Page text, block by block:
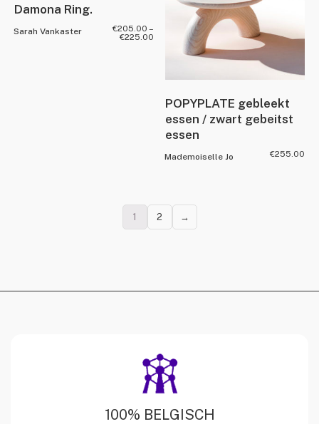
Damona Ring.
Sarah Vankaster €205.00 –
€225.00
POPYPLATE gebleekt
essen / zwart gebeitst
essen
Mademoiselle Jo €255.00
1 2 →
100% BELGISCH